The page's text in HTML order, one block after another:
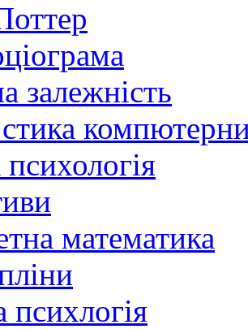
залежність
математика
психлогія